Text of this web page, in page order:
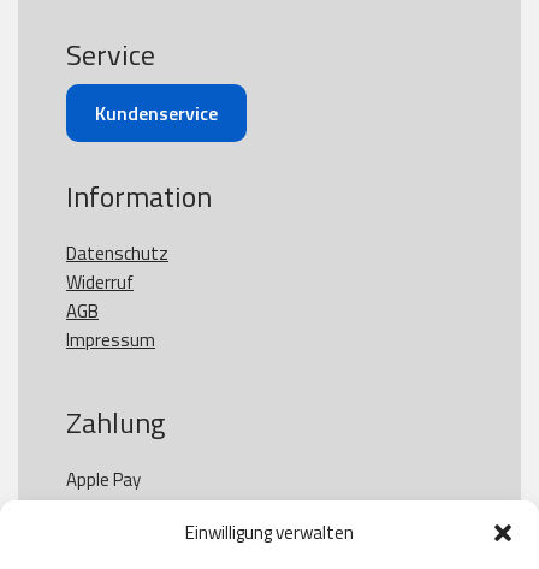
Einwilligung verwalten
Service
Kundenservice
Information
Datenschutz
Widerruf
AGB
Impressum
Zahlung
Apple Pay
Paypal